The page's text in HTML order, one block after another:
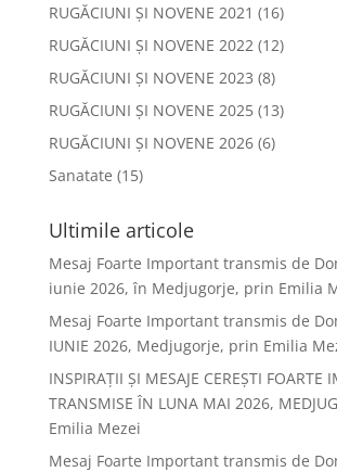
RUGĂCIUNI ȘI NOVENE 2021 (16)
RUGĂCIUNI ȘI NOVENE 2022(12)
RUGĂCIUNI ȘI NOVENE 2023 (8)
RUGĂCIUNI ȘI NOVENE 2025(13)
RUGĂCIUNI ȘI NOVENE 2026(6)
Sanatate (15)
Ultimile articole
Mesaj Foarte Important transmis de
iunie 2026, în Medjugorje, prin Emilia
Mesaj Foarte Important transmis de
IUNIE 2026, Medjugorje, prin Emilia
INSPIRAȚII ȘI MESAJE CEREȘTI FOARTE
TRANSMISE ÎN LUNA MAI 2026,
Emilia Mezei
Mesaj Foarte Important transmis de